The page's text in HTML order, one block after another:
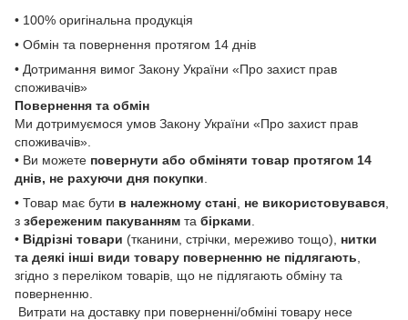
• 100% оригінальна продукція
• Обмін та повернення протягом 14 днів
• Дотримання вимог Закону України «Про захист прав
споживачів»
Повернення та обмін
Ми дотримуємося умов Закону України «Про захист прав
споживачів».
• Ви можете повернути або обміняти товар протягом 14
днів, не рахуючи дня покупки
• Товар має бути в належному стані не використовувався
з збереженим пакуванням та бірками
• Відрізні товари (тканини, стрічки, мереживо тощо), нитки
та деякі інші види товару поверненню не підлягають
згідно з переліком товарів, що не підлягають обміну та
поверненню.
Витрати на доставку при поверненні/обміні товару несе